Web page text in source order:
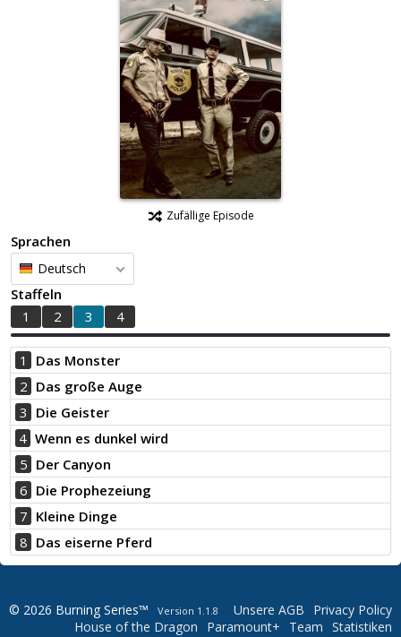
Zufällige Episode
Sprachen
Deutsch
Staffeln
1
2 3 4
1
Das Monster
2 Das große Auge
3 Die Geister
4 Wenn es dunkel wird
5 Der Canyon
6 Die Prophezeiung
7 Kleine Dinge
8 Das eiserne Pferd
© 2026 Burning Series™ Version 1.1.8 Privacy Policy
Unsere AGB
Statistiken
Team
Paramount+
House of the Dragon